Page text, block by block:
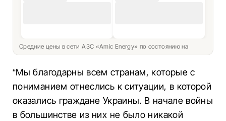
Средние цены в сети АЗС «Amic Energy» по состоянию на
“Мы благодарны всем странам, которые с
пониманием отнеслись к ситуации, в которой
оказались граждане Украины. В начале войны
в большинстве из них не было никакой